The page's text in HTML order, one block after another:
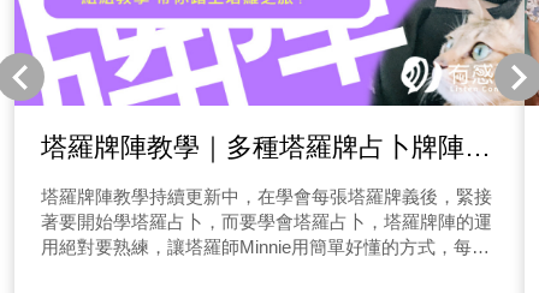
塔羅牌陣教學｜多種塔羅牌占卜牌陣
「單張、是非、鑽石、二擇一等」教學
塔羅牌陣教學持續更新中，在學會每張塔羅牌義後，緊接
著要開始學塔羅占卜，而要學會塔羅占卜，塔羅牌陣的運
用絕對要熟練，讓塔羅師Minnie用簡單好懂的方式，每集